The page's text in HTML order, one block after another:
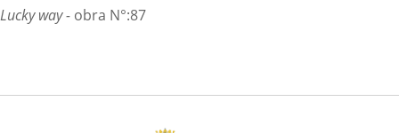
Lucky way - obra N°:87